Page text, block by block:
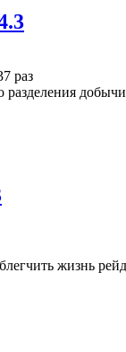
раз
разделения
жизнь